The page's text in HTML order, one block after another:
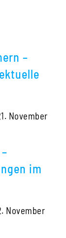
–
November
im
November